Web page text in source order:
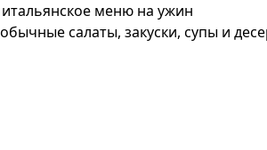
меню на ужин
салаты, закуски, супы и